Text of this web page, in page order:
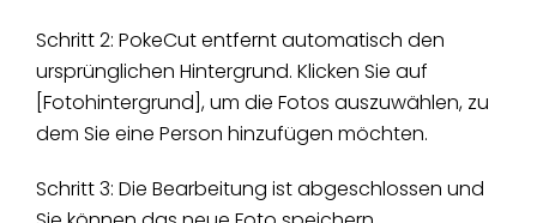
Schritt 2: PokeCut entfernt automatisch den
ursprünglichen Hintergrund. Klicken Sie auf
[Fotohintergrund], um die Fotos auszuwählen, zu
dem Sie eine Person hinzufügen möchten.
Schritt 3: Die Bearbeitung ist abgeschlossen und